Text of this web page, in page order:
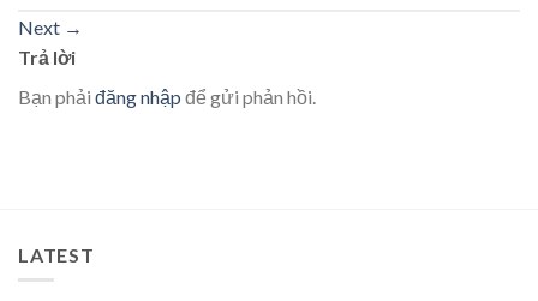
Next →
Trả lời
Bạn phải đăng nhập để gửi phản hồi.
LATEST